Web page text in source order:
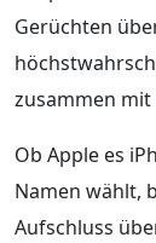
Gerüchten
zusammen
Ob Apple es
Namen wählt,
Aufschluss